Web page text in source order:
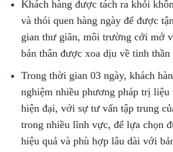
Khách hàng được tách ra khỏi
và thói quen hàng ngày để được
gian thư giãn, môi trường cởi mở
bản thân được xoa dịu về tinh thần
Trong thời gian 03 ngày, khách
nghiệm nhiều phương pháp trị liệu
hiện đại, với sự tư vấn tập trung
trong nhiều lĩnh vực, để lựa chọn
hiệu quả và phù hợp lâu dài với